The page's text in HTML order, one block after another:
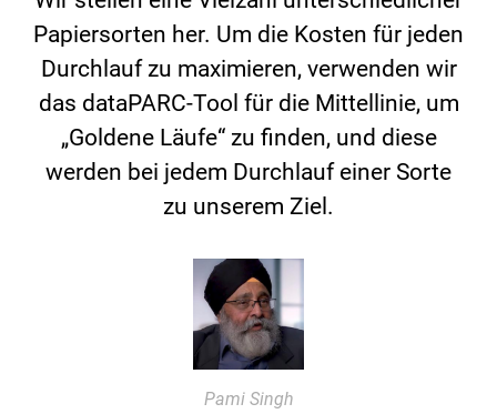
Papiersorten her. Um die Kosten für jeden
Durchlauf zu maximieren, verwenden wir
das dataPARC-Tool für die Mittellinie, um
„Goldene Läufe“ zu finden, und diese
werden bei jedem Durchlauf einer Sorte
zu unserem Ziel.
Pami Singh